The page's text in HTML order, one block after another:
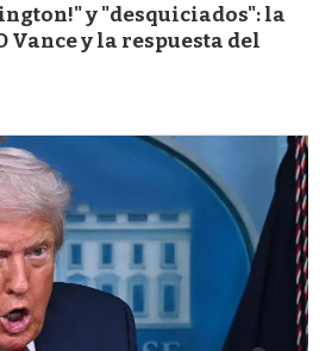
y "desquiciados": la
Vance y la respuesta del